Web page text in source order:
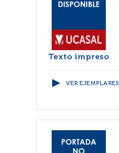
Texto impreso
VER EJEMPLARES